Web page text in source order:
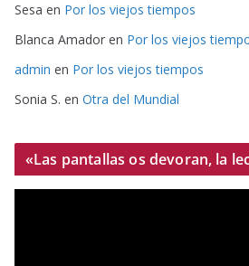
Sesa en Por los viejos tiempos
Blanca Amador en Por los viejos
admin en Por los viejos tiempos
Sonia S. en Otra del Mundial
«Las pantallas os devoran, la